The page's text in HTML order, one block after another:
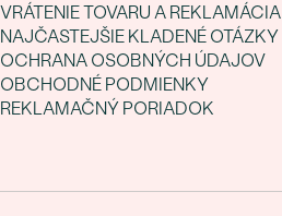
VRÁTENIE TOVARU A REKLAMÁCIA
NAJČASTEJŠIE KLADENÉ OTÁZKY
OCHRANA OSOBNÝCH ÚDAJOV
OBCHODNÉ PODMIENKY
REKLAMAČNÝ PORIADOK